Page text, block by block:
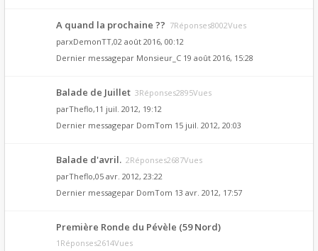
A quand la prochaine ?? 7Réponses8002Vues
parxDemonTT,02 août 2016, 00:12
Dernier messagepar Monsieur_C 19 août 2016, 15:28
Balade de Juillet 3Réponses2895Vues
parTheflo,11 juil. 2012, 19:12
Dernier messagepar DomTom 15 juil. 2012, 20:03
Balade d'avril. 2Réponses2687Vues
parTheflo,05 avr. 2012, 23:22
Dernier messagepar DomTom 13 avr. 2012, 17:57
Première Ronde du Pévèle (59 Nord)
1Réponses2614Vues